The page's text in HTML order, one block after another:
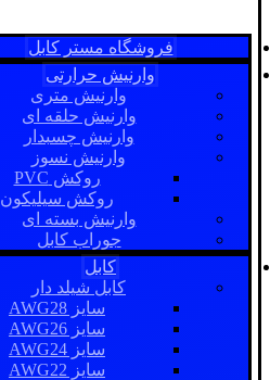
فروشگاه مستر کابل
وارنیش حرارتی
وارنیش متری
وارنیش حلقه ای
وارنیش چسبدار
وارنیش نسوز
روکش PVC
روکش سیلیکون
وارنیش بسته ای
جوراب کابل
کابل
کابل شیلد دار
سایز AWG28
سایز AWG26
سایز AWG24
سایز AWG22